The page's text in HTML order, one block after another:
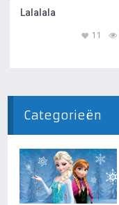
Lalalala
11
Categorieën